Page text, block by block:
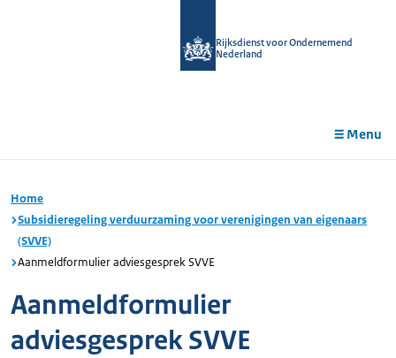
Rijksdienst voor Ondernemend
Nederland
Menu
Home
Subsidieregeling verduurzaming voor verenigingen van eigenaars
(SVVE)
Aanmeldformulier adviesgesprek SVVE
Aanmeldformulier
adviesgesprek SVVE